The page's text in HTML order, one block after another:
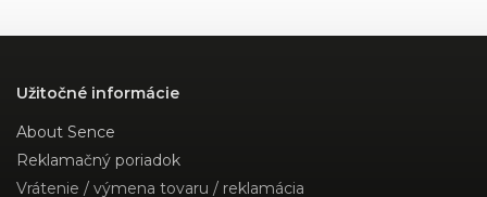
Užitočné informácie
About Sence
Reklamačný poriadok
Vrátenie / výmena tovaru / reklamácia